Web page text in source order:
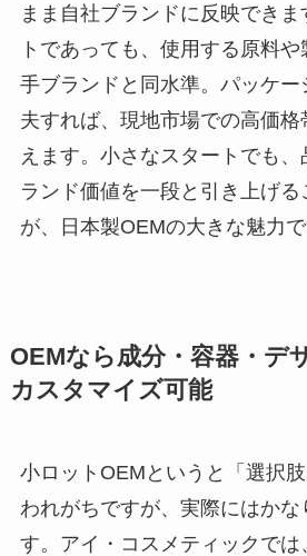
まま自社ブランドに反映でき
トであっても、使用する原料
手ブランドと同水準。パッケー
夫すれば、現地市場での高価格
えます。小さなスタートでも
ランド価値を一段と引き上げ
が、日本製OEMの大きな魅力で
OEMなら成分・容器・デ
カスタマイズ可能
小ロットOEMというと「選択
われがちですが、実際にはかな
す。アイ・コスメティックでは